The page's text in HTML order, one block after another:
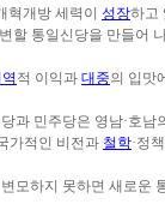
혁개방 세력이 성장하고
할 통일신당을 만들어
적 이익과 대중의 입맛
과 민주당은 영남·호
가적인 비전과 철학·정
모하지 못하면 새로운